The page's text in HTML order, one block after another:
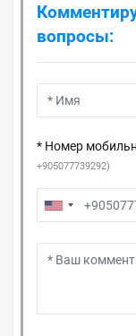
вопросы:
* Номер
+905077739292)